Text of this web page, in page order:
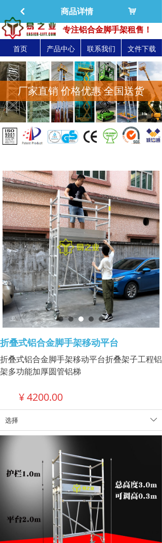
深圳市易之力机械设备有限公司-官方网站
专注铝合金脚手架租售！
首页 产品中心 联系我们 文件下载
厂家直销 价格优惠 全国送货
낒 商品详情 낙
折叠式铝合金脚手架移动平台
折叠式铝合金脚手架移动平台折叠架子工程铝
架多功能加厚圆管铝梯
¥ 4200.00
ꄳ
选择